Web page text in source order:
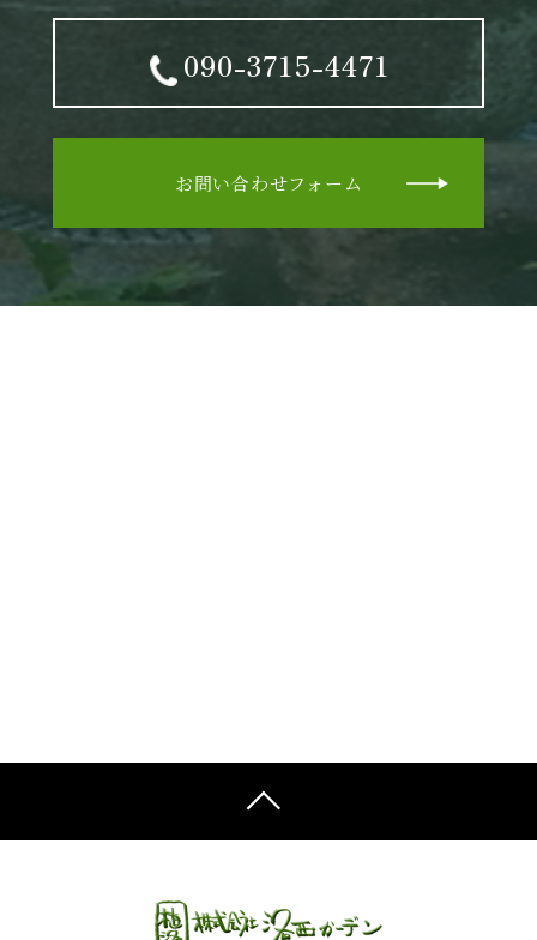
090-3715-4471
お問い合わせフォーム